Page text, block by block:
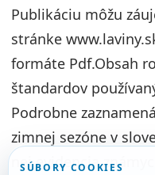
Publikáciu môžu
stránke
formáte Pdf.Obsah
štandardov
Podrobne
zimnej sezóne v
nej evidencia
SÚBORY COOKIES